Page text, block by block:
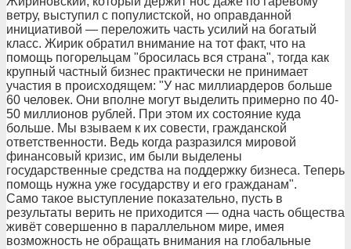
ветру, выступил с популистской, но оправданной
инициативой — переложить часть усилий на богатый
класс. Жирик обратил внимание на тот факт, что на
помощь погорельцам "бросилась вся страна", тогда как
крупный частный бизнес практически не принимает
участия в происходящем: "У нас миллиардеров больше
60 человек. Они вполне могут выделить примерно по 40-
50 миллионов рублей. При этом их состояние куда
больше. Мы взываем к их совести, гражданской
ответственности. Ведь когда разразился мировой
финансовый кризис, им были выделены
государственные средства на поддержку бизнеса. Теперь
помощь нужна уже государству и его гражданам".
Само такое выступление показательно, пусть в
результаты верить не приходится — одна часть общества
живёт совершенно в параллельном мире, имея
возможность не обращать внимания на глобальные